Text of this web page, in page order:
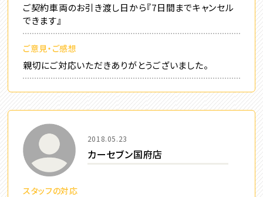
ご契約車両のお引き渡し日から『7日間までキャンセル
できます』
ご意見・ご感想
親切にご対応いただきありがとうございました。
2018.05.23
カーセブン国府店
スタッフの対応